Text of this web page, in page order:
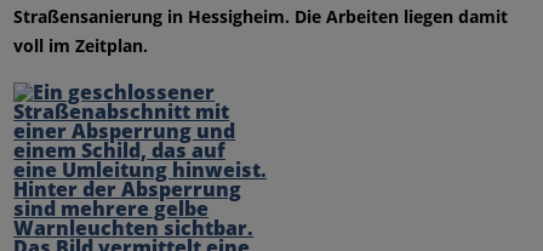
Straßensanierung in Hessigheim. Die Arbeiten liegen damit
voll im Zeitplan.